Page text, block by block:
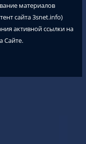
материалов
сайта3snet.info)
активной ссылки на
Сайте.